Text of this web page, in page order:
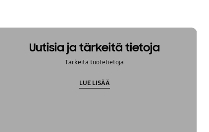
Uutisia ja tärkeitä tietoja
Tärkeitä tuotetietoja
LUE LISÄÄ